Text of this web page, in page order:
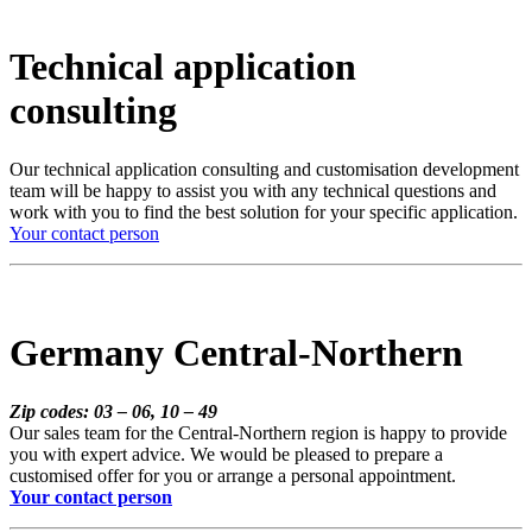
Technical application
consulting
Our technical application consulting and customisation development
team will be happy to assist you with any technical questions and
work with you to find the best solution for your specific application.
Your contact person
Germany Central-Northern
Zip codes: 03 – 06, 10 – 49
Our sales team for the Central-Northern region is happy to provide
you with expert advice. We would be pleased to prepare a
customised offer for you or arrange a personal appointment.
Your contact person